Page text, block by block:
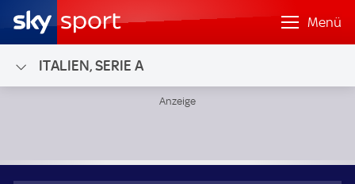
Menü
ITALIEN, SERIE A